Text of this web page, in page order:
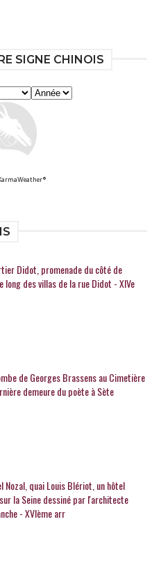
SIGNE CHINOIS
KarmaWeather®
Didot, promenade du côté de
long des villas de la rue Didot - XIVe
de Georges Brassens au Cimetière
demeure du poète à Sète
Nozal, quai Louis Blériot, un hôtel
la Seine dessiné par l'architecte
- XVIème arr